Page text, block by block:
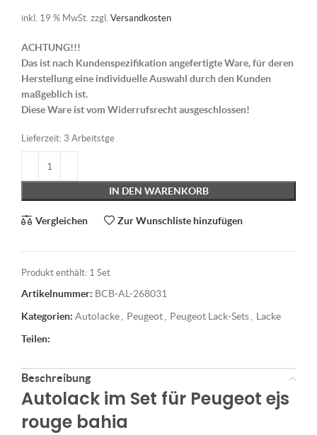
inkl. 19 % MwSt. zzgl. Versandkosten
ACHTUNG!!!
Das ist nach Kundenspezifikation angefertigte Ware, für deren
Herstellung eine individuelle Auswahl durch den Kunden
maßgeblich ist.
Diese Ware ist vom Widerrufsrecht ausgeschlossen!
Lieferzeit: 3 Arbeitstge
IN DEN WARENKORB
Vergleichen Zur Wunschliste hinzufügen
Produkt enthält: 1 Set
Artikelnummer: BCB-AL-268031
Kategorien: Autolacke, Peugeot, Peugeot Lack-Sets, Lacke
Teilen:
Beschreibung
Autolack im Set für Peugeot ejs
rouge bahia